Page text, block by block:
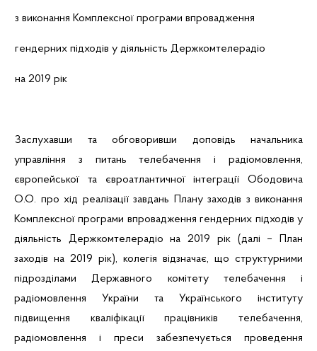
з виконання Комплексної програми впровадження
гендерних підходів у діяльність Держкомтелерадіо
на 2019 рік
Заслухавши та обговоривши доповідь начальника
управління з питань телебачення і радіомовлення,
європейської та євроатлантичної інтеграції Ободовича
О.О. про хід реалізації завдань Плану заходів з виконання
Комплексної програми впровадження гендерних підходів у
діяльність Держкомтелерадіо на 2019 рік (далі – План
заходів на 2019 рік), колегія відзначає, що структурними
підрозділами Державного комітету телебачення і
радіомовлення України та Українського інституту
підвищення кваліфікації працівників телебачення,
радіомовлення і преси забезпечується проведення